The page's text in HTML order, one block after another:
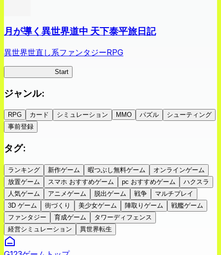
月が導く異世界道中 天下泰平旅日記
異世界世直し系ファンタジーRPG
Start
ジャンル:
RPG カード シミュレーション MMO パズル
シューティング
事前登録
タグ:
ランキング 新作ゲーム 暇つぶし無料ゲーム
オンラインゲーム
放置ゲーム
スマホ おすすめゲーム pc おすすめゲーム
ハクスラ
人気ゲーム
アニメゲーム 脱出ゲーム 戦争
マルチプレイ
3D ゲーム
街づくり 美少女ゲーム 陣取りゲーム
戦艦ゲーム
ファンタジー
育成ゲーム
タワーディフェンス
経営シミュレーション
異世界転生